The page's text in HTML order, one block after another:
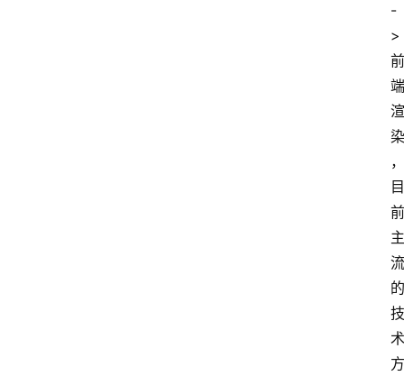
-
>
前
端
渲
染
，
目
前
主
流
的
技
术
方